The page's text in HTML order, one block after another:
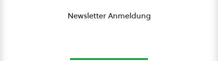
Newsletter Anmeldung